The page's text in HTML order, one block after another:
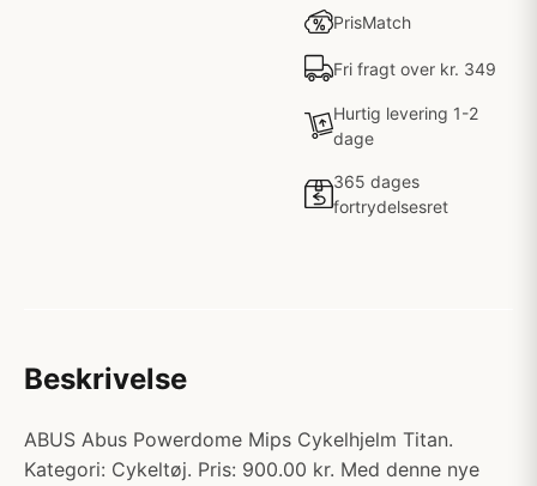
PrisMatch
Fri fragt over kr. 349
Hurtig levering 1-2
dage
365 dages
fortrydelsesret
Beskrivelse
ABUS Abus Powerdome Mips Cykelhjelm Titan.
Kategori: Cykeltøj. Pris: 900.00 kr. Med denne nye